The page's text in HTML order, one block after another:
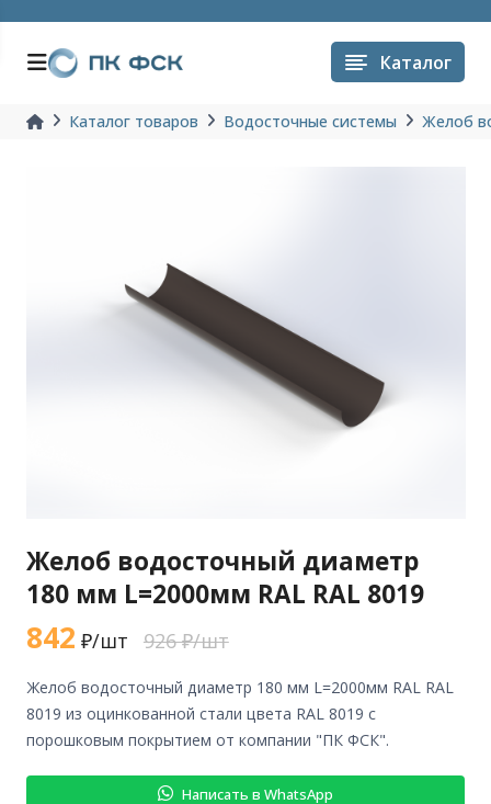
Каталог
Каталог товаров Водосточные системы Желоб
Желоб водосточный диаметр
180 мм L=2000мм RAL RAL 8019
842 ₽/шт 926 ₽/шт
желоб водосточный диаметр 180 мм L=2000мм RAL RAL
8019 из оцинкованной стали цвета RAL 8019 с
порошковым покрытием от компании "ПК ФСК".
Написать в WhatsApp